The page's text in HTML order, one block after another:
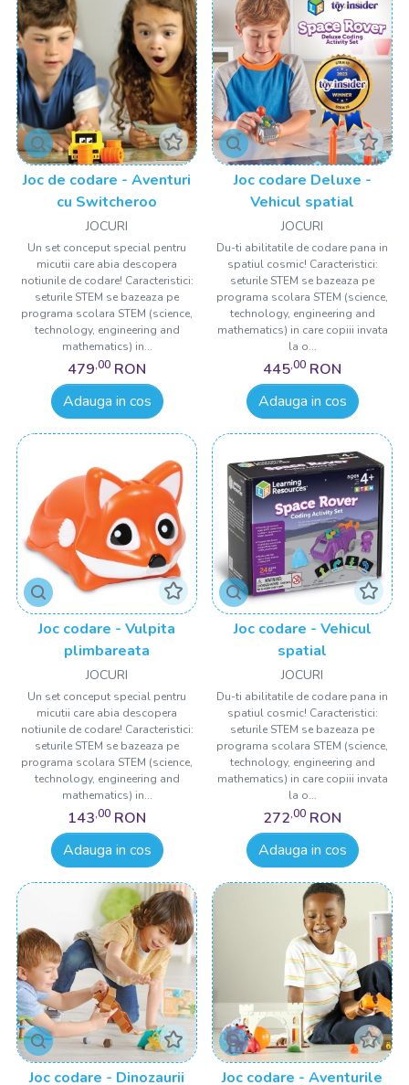
Joc de codare - Aventuri
cu Switcheroo
JOCURI
Un set conceput special pentru
micutii care abia descopera
notiunile de codare! Caracteristici:
seturile STEM se bazeaza pe
programa scolara STEM (science,
technology, engineering and
mathematics) in...
479,00 RON
Adauga in cos
Joc codare Deluxe -
Vehicul spatial
JOCURI
Du-ti abilitatile de codare pana in
spatiul cosmic! Caracteristici:
seturile STEM se bazeaza pe
programa scolara STEM (science,
technology, engineering and
mathematics) in care copiii invata
la o...
445,00 RON
Adauga in cos
Joc codare - Vulpita
plimbareata
JOCURI
Un set conceput special pentru
micutii care abia descopera
notiunile de codare! Caracteristici:
seturile STEM se bazeaza pe
programa scolara STEM (science,
technology, engineering and
mathematics) in...
143,00 RON
Adauga in cos
Joc codare - Vehicul
spatial
JOCURI
Du-ti abilitatile de codare pana in
spatiul cosmic! Caracteristici:
seturile STEM se bazeaza pe
programa scolara STEM (science,
technology, engineering and
mathematics) in care copiii invata
la o...
272,00 RON
Adauga in cos
Joc codare - Dinozaurii Joc codare - Aventurile